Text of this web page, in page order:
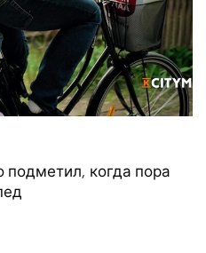
подметил, когда пора